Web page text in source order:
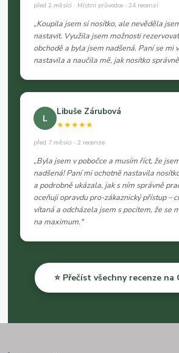
před 2 měsíci · Místní průvodce · 24 recenzí
„Koupila jsem si nosítko, ale nevěděla
nastavit. Využila jsem možnosti
obchodě a byla jsem nadšená. Paní se mi
nastavila a naučila mě, jak nosítko
L
Libuše Zárubová
★★★★★
před 7 měsíci · 2 recenze
„Byla jsem v pobočce a musím říct, že
nadšená! Paní mi ochotně nastavila
a podrobně ukázala, jak s ním správně
oceňuji opravdu pro-zákaznický přístup –
vítaná a odcházela jsem s pocitem, že se
na maximum."
⭐ Přečíst všechny recenze